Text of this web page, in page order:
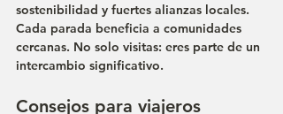
sostenibilidad y fuertes alianzas locales.
Cada parada beneficia a comunidades
cercanas. No solo visitas: eres parte de un
intercambio significativo.
Consejos para viajeros